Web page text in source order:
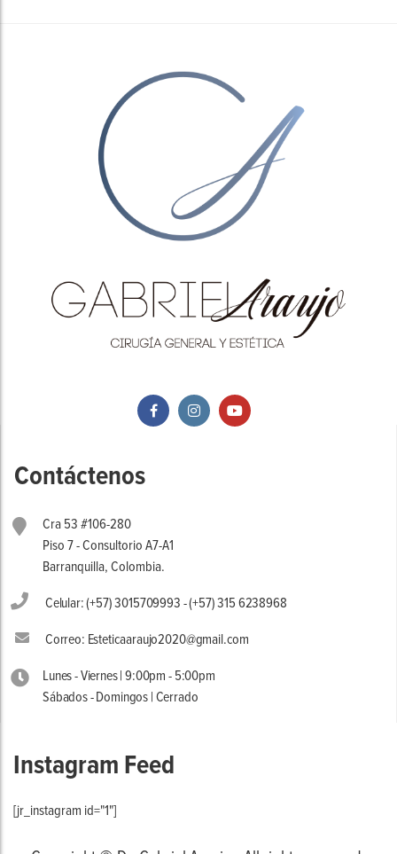
Contáctenos
Cra 53 #106-280
Piso 7 - Consultorio A7-A1
Barranquilla, Colombia.
Celular: (+57) 3015709993 - (+57) 315 6238968
Correo: Esteticaaraujo2020@gmail.com
Lunes - Viernes | 9:00pm - 5:00pm
Sábados - Domingos | Cerrado
Instagram Feed
[jr_instagram id="1"]